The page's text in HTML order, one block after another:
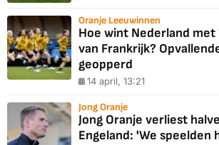
Oranje Leeuwinnen
Hoe wint Nederland met
van Frankrijk?
geopperd
14 april, 13:21
Jong Oranje
Jong Oranje verliest
Engeland: 'We speelden